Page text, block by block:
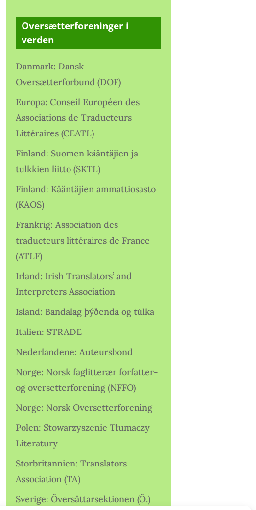
Oversætterforeninger i
verden
Danmark: Dansk
Oversætterforbund (DOF)
Europa: Conseil Européen des
Associations de Traducteurs
Littéraires (CEATL)
Finland: Suomen kääntäjien ja
tulkkien liitto (SKTL)
Finland: Kääntäjien ammattiosasto
(KAOS)
Frankrig: Association des
traducteurs littéraires de France
(ATLF)
Irland: Irish Translators’ and
Interpreters Association
Island: Bandalag þýðenda og túlka
Italien: STRADE
Nederlandene: Auteursbond
Norge: Norsk faglitterær forfatter-
og oversetterforening (NFFO)
Norge: Norsk Oversetterforening
Polen: Stowarzyszenie Tłumaczy
Literatury
Storbritannien: Translators
Association (TA)
Sverige: Översättarsektionen (Ö.)